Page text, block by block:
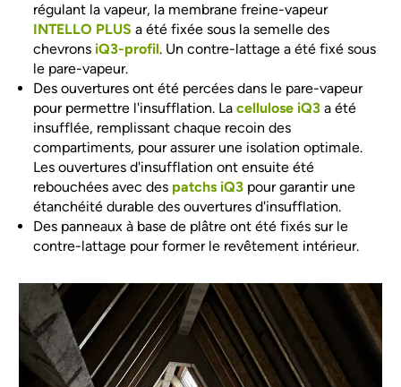
régulant la vapeur, la membrane freine-vapeur
INTELLO PLUS a été fixée sous la semelle des
chevrons iQ3-profil. Un contre-lattage a été fixé sous
le pare-vapeur.
Des ouvertures ont été percées dans le pare-vapeur
pour permettre l'insufflation. Lacellulose iQ3 a été
insufflée, remplissant chaque recoin des
compartiments, pour assurer une isolation optimale.
Les ouvertures d'insufflation ont ensuite été
rebouchées avec des patchs iQ3 pour garantir une
étanchéité durable des ouvertures d'insufflation.
Des panneaux à base de plâtre ont été fixés sur le
contre-lattage pour former le revêtement intérieur.